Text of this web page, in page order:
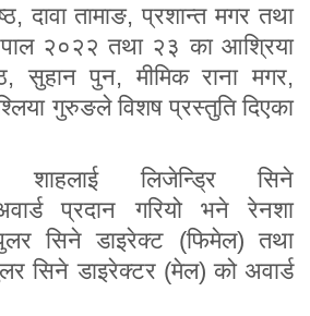
दावा तामाङ, प्रशान्त मगर तथा
२०२२ तथा २३ का आश्रिया
सुहान पुन, मीमिक राना मगर,
गुरुङले विशष प्रस्तुति दिएका
शाहलाई लिजेन्ड्रि सिने
प्रदान गरियो भने रेनशा
सिने डाइरेक्ट (फिमेल) तथा
सिने डाइरेक्टर (मेल) को अवार्ड